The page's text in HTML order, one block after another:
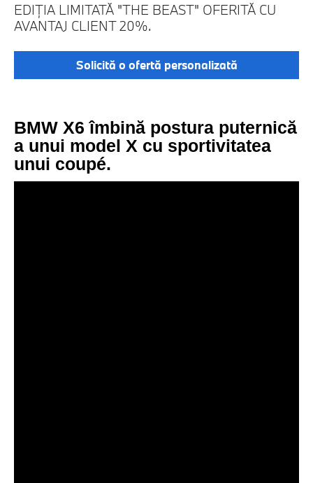
EDIŢIA LIMITATĂ "THE BEAST" OFERITĂ CU
AVANTAJ CLIENT 20%.
Solicită o ofertă personalizată
BMW X6 îmbină postura puternică
a unui model X cu sportivitatea
unui coupé.